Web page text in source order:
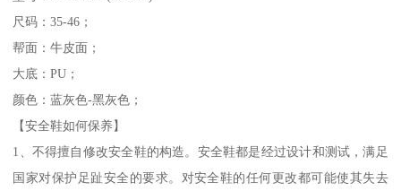
尺码：35-46；
帮面：牛皮面；
大底：PU；
颜色：蓝灰色-黑灰色；
【安全鞋如何保养】
1、不得擅自修改安全鞋的构造。安全鞋都是经过设计和测试，满足
国家对保护足趾安全的要求。对安全鞋的任何更改都可能使其失去